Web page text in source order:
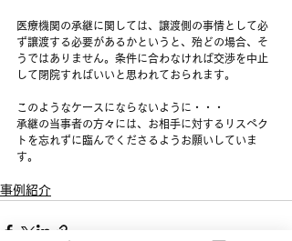
医療機関の承継に関しては、譲渡側の事情として必
ず譲渡する必要があるかというと、殆どの場合、そ
うではありません。条件に合わなければ交渉を中止
して閉院すればいいと思われておられます。
このようなケースにならないように・・・
承継の当事者の方々には、お相手に対するリスペク
トを忘れずに臨んでくださるようお願いしていま
す。
事例紹介